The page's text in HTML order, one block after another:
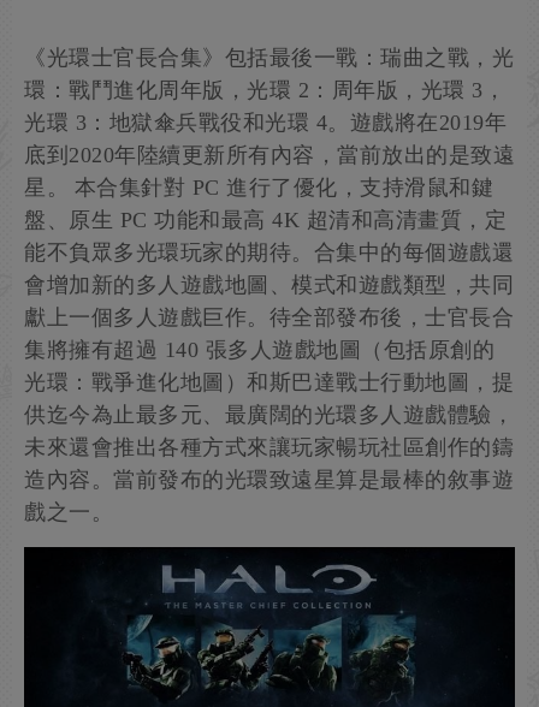
《光環士官長合集》包括最後一戰：瑞曲之戰，光
環：戰鬥進化周年版，光環 2：周年版，光環 3，
光環 3：地獄傘兵戰役和光環 4。遊戲將在2019年
底到2020年陸續更新所有內容，當前放出的是致遠
星。 本合集針對 PC 進行了優化，支持滑鼠和鍵
盤、原生 PC 功能和最高 4K 超清和高清畫質，定
能不負眾多光環玩家的期待。合集中的每個遊戲還
會增加新的多人遊戲地圖、模式和遊戲類型，共同
獻上一個多人遊戲巨作。待全部發布後，士官長合
集將擁有超過 140 張多人遊戲地圖（包括原創的
光環：戰爭進化地圖）和斯巴達戰士行動地圖，提
供迄今為止最多元、最廣闊的光環多人遊戲體驗，
未來還會推出各種方式來讓玩家暢玩社區創作的鑄
造內容。當前發布的光環致遠星算是最棒的敘事遊
戲之一。